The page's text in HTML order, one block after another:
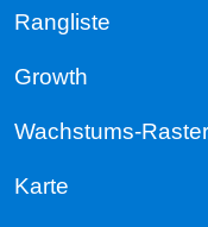
Rangliste
Growth
Wachstums-Raster
Karte